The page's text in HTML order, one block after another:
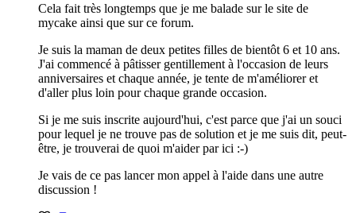
Cela fait très longtemps que je me balade sur le site de
mycake ainsi que sur ce forum.
Je suis la maman de deux petites filles de bientôt 6 et 10 ans.
J'ai commencé à pâtisser gentillement à l'occasion de leurs
anniversaires et chaque année, je tente de m'améliorer et
d'aller plus loin pour chaque grande occasion.
Si je me suis inscrite aujourd'hui, c'est parce que j'ai un souci
pour lequel je ne trouve pas de solution et je me suis dit, peut-
être, je trouverai de quoi m'aider par ici :-)
Je vais de ce pas lancer mon appel à l'aide dans une autre
discussion !